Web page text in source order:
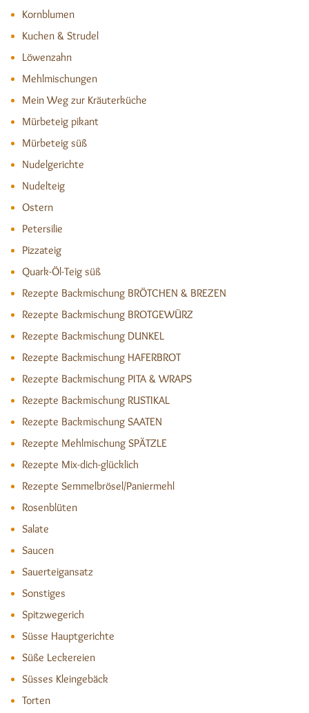
Kornblumen
Kuchen & Strudel
Löwenzahn
Mehlmischungen
Mein Weg zur Kräuterküche
Mürbeteig pikant
Mürbeteig süß
Nudelgerichte
Nudelteig
Ostern
Petersilie
Pizzateig
Quark-Öl-Teig süß
Rezepte Backmischung BRÖTCHEN & BREZEN
Rezepte Backmischung BROTGEWÜRZ
Rezepte Backmischung DUNKEL
Rezepte Backmischung HAFERBROT
Rezepte Backmischung PITA & WRAPS
Rezepte Backmischung RUSTIKAL
Rezepte Backmischung SAATEN
Rezepte Mehlmischung SPÄTZLE
Rezepte Mix-dich-glücklich
Rezepte Semmelbrösel/Paniermehl
Rosenblüten
Salate
Saucen
Sauerteigansatz
Sonstiges
Spitzwegerich
Süsse Hauptgerichte
Süße Leckereien
Süsses Kleingebäck
Torten